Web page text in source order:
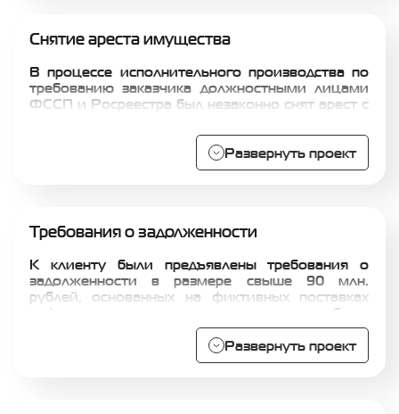
Снятие ареста имущества
В процессе исполнительного производства по
требованию заказчика должностными лицами
ФССП и Росреестра был незаконно снят арест с
невозможности погашения требования Клиента
в сумме 27 млн. рублей. В результате работы
наших специалистов с федерального бюджета в
Развернуть проект
Требования о задолженности
К клиенту были предъявлены требования о
задолженности в размере свыше 90 млн.
рублей, основанных на фиктивных поставках
нефтепродуктов, документы по которым были
подписаны при введении клиента в заблуждение
относительно фактического наличия товара. В
результате серии арбитражных дел сделки
Развернуть проект